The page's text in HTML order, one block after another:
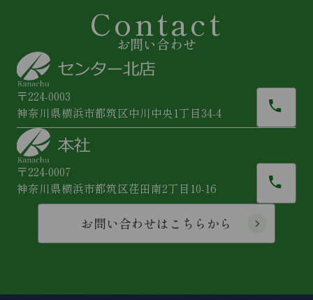
Contact
お問い合わせ
〒224-0003
神奈川県横浜市都筑区中川中央1丁目34-4
〒224-0007
神奈川県横浜市都筑区荏田南2丁目10-16
お問い合わせはこちらから